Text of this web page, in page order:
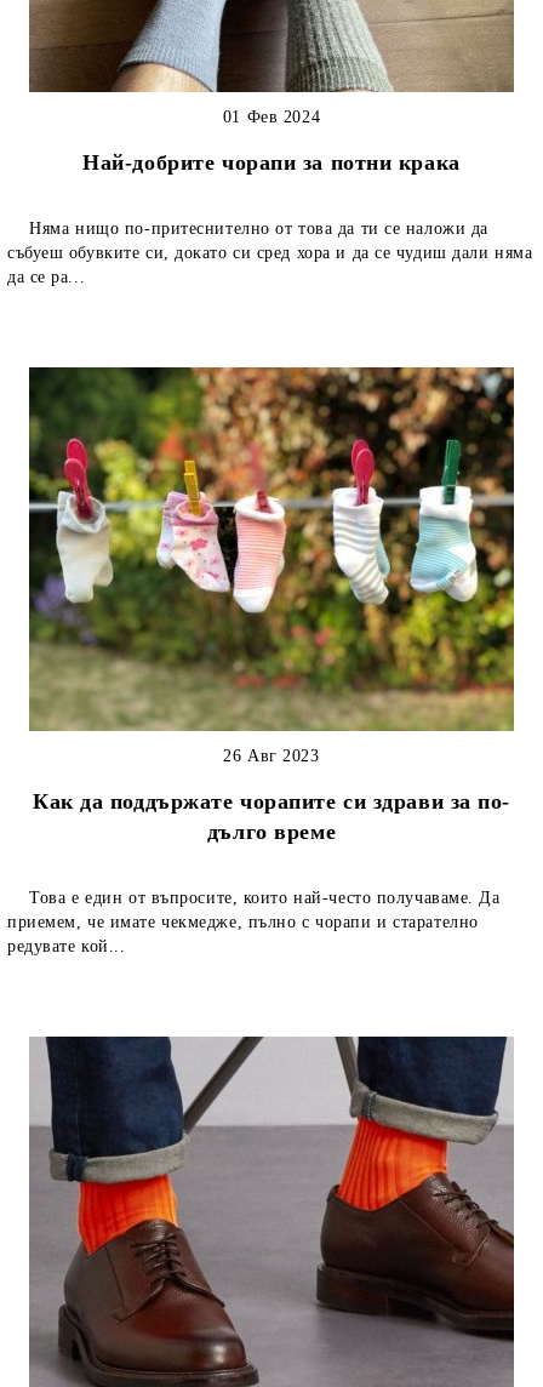
Най-добрите чорапи за потни крака
01 Фев 2024
Няма нищо по-притеснително от това да ти се наложи да
събуеш обувките си, докато си сред хора и да се чудиш дали няма
да се ра...
Как да поддържате чорапите си здрави за по-
дълго време
26 Авг 2023
Това е един от въпросите, които най-често получаваме. Да
приемем, че имате чекмедже, пълно с чорапи и старателно
редувате кой...